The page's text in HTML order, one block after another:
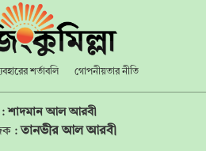
শর্তাবলি গোপনীয়তার নীতি
:শাদমান আল আরবী
: তানভীর আল আরবী